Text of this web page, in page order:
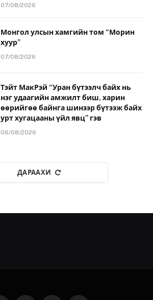
07/08/2026
Монгол улсын хамгийн том “Морин
хуур”
07/08/2026
Тэйт МакРэй “Уран бүтээлч байх нь
нэг удаагийн амжилт биш, харин
өөрийгөө байнга шинээр бүтээж байх
урт хугацааны үйл явц” гэв
06/08/2026
ДАРААХИ